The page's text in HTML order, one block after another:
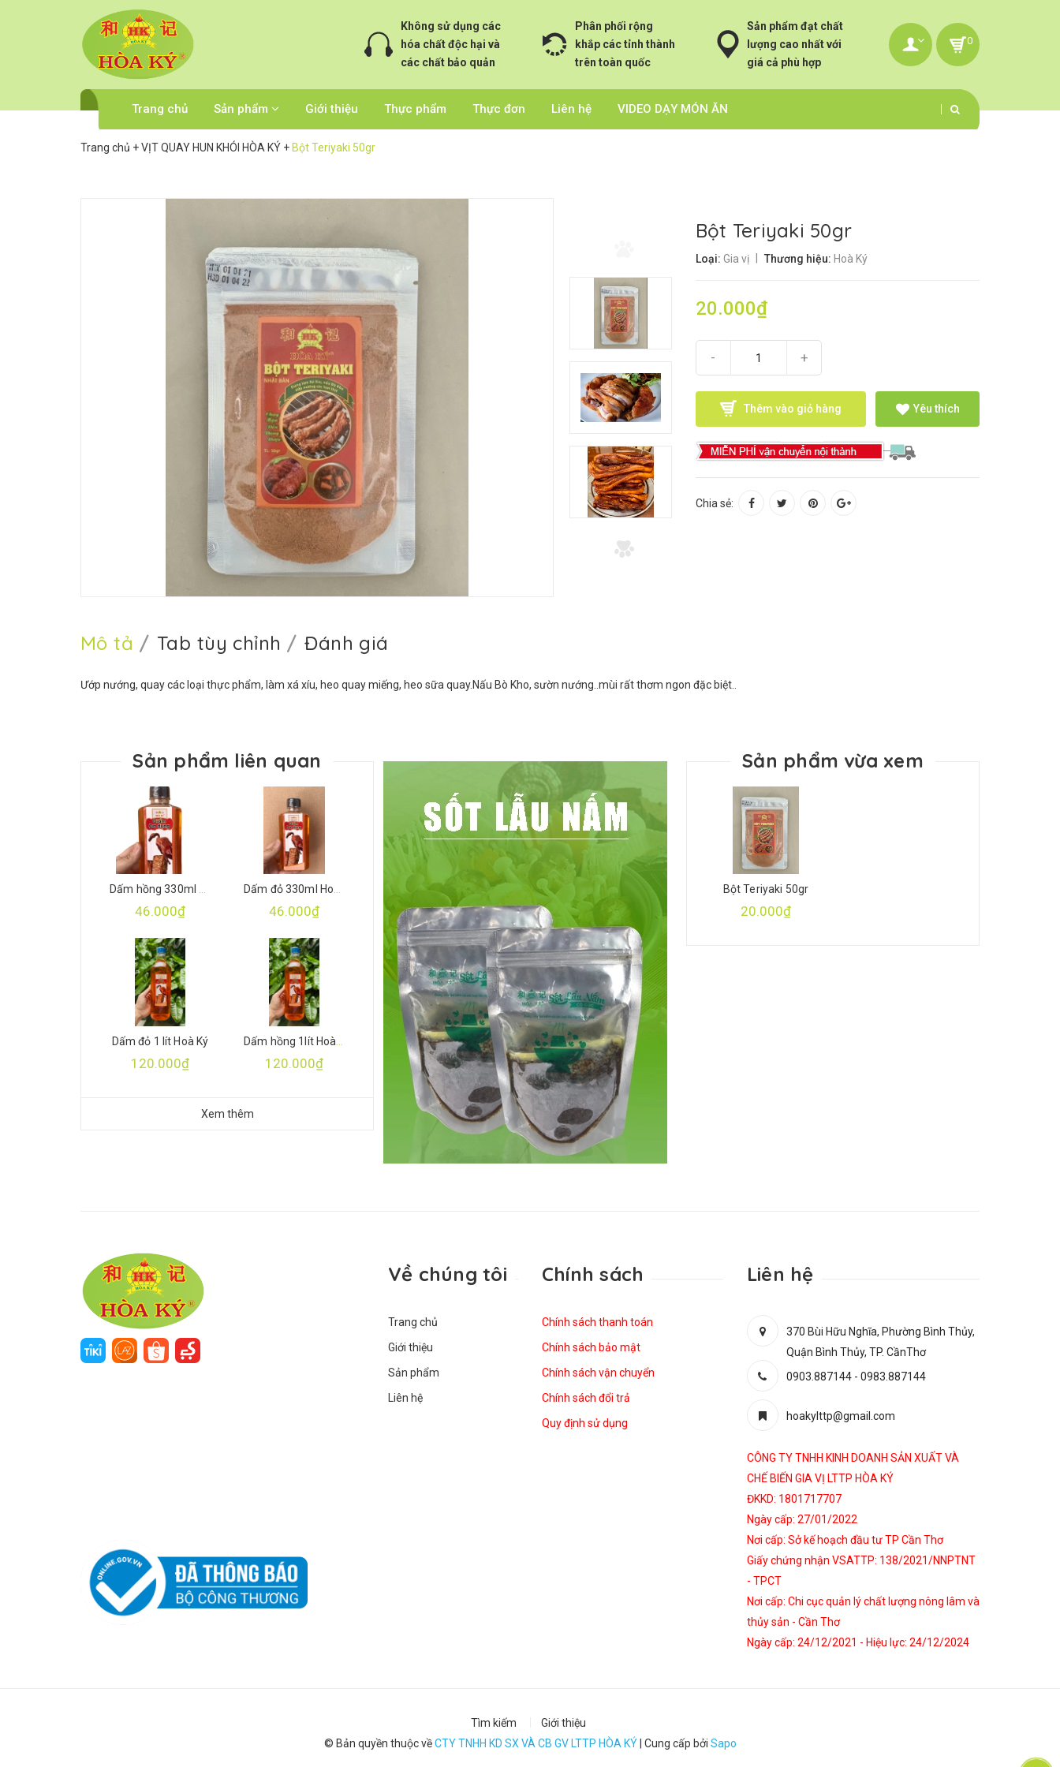
0
Sản phẩm đạt chất
lượng cao nhất với
giá cả phù hợp
Phân phối rộng
khắp các tỉnh thành
trên toàn quốc
Không sử dụng các
hóa chất độc hại và
các chất bảo quản
Trang chủ Sản phẩm Giới thiệu Thực phẩm Thực đơn Liên hệ VIDEO DẠY MÓN ĂN
Trang chủ +VỊT QUAY HUN KHÓI HÒA KÝ + Bột Teriyaki 50gr
Bột Teriyaki 50gr
Loại: Gia vị Thương hiệu: Hoà Ký
20.000₫
- +
Thêm vào giỏ hàng Yêu thích
Chia sẻ:
Mô tả Tab tùy chỉnh Đánh giá
Ướp nướng, quay các loại thực phẩm, làm xá xíu, heo quay miếng, heo sữa quay.Nấu Bò Kho, sườn nướng..mùi rất thơm ngon đặc biệt..
Sản phẩm liên quan
Dấm hồng 330ml Hoà Ký
46.000₫
Dấm đỏ 330ml Hoà Ký
46.000₫
Dấm đỏ 1 lít Hoà Ký
120.000₫ 120.000₫
Xem thêm
Sản phẩm vừa xem
Bột Teriyaki 50gr
20.000₫
Về chúng tôi
Trang chủ
Giới thiệu
Sản phẩm
Liên hệ
Chính sách
Chính sách thanh toán
Chính sách bảo mật
Chính sách vận chuyển
Chính sách đổi trả
Quy định sử dụng
Liên hệ
370 Bùi Hữu Nghĩa, Phường Bình Thủy,
Quận Bình Thủy, TP. CầnThơ
0903.887144- 0983.887144
hoakylttp@gmail.com
CÔNG TY TNHH KINH DOANH SẢN XUẤT VÀ
CHẾ BIẾN GIA VỊ LTTP HÒA KÝ
ĐKKD: 1801717707
Ngày cấp: 27/01/2022
Nơi cấp: Sở kế hoạch đầu tư TP Cần Thơ
Giấy chứng nhận VSATTP: 138/2021/NNPTNT
- TPCT
Nơi cấp: Chi cục quản lý chất lượng nông lâm và
thủy sản - Cần Thơ
Ngày cấp: 24/12/2021 - Hiệu lực: 24/12/2024
Tìm kiếm
Giới thiệu
© Bản quyền thuộc vềCTY TNHH KD SX VÀ CB GV LTTP HÒA KÝ Cung cấp bởi Sapo